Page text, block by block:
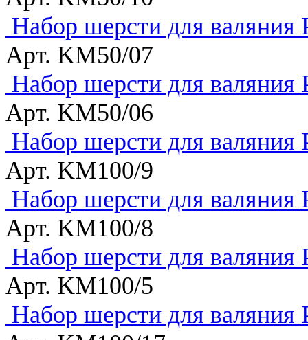
Набор шерсти для
Арт. KM50/07
Набор шерсти для
Арт. KM50/06
Набор шерсти для
Арт. KM100/9
Набор шерсти для
Арт. KM100/8
Набор шерсти для
Арт. KM100/5
Набор шерсти для